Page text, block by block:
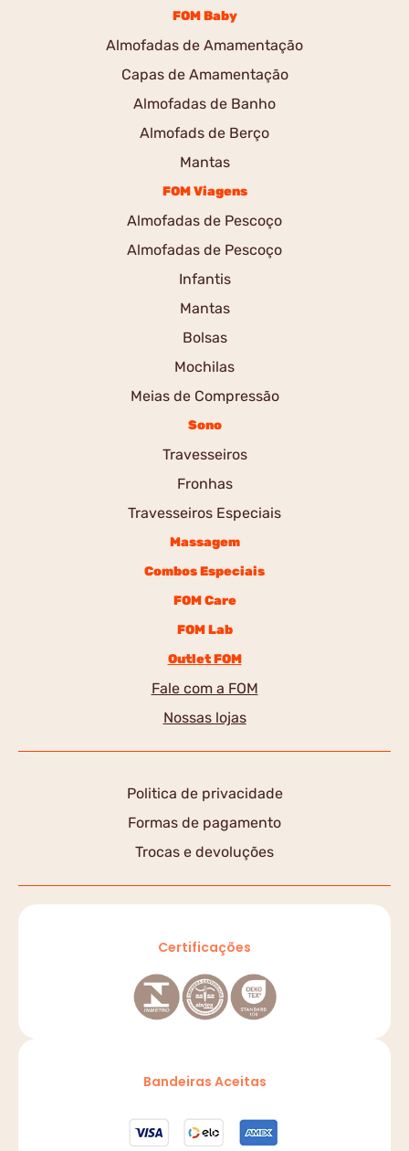
FOM Baby
Almofadas de Amamentação
Capas de Amamentação
Almofadas de Banho
Almofads de Berço
Mantas
FOM Viagens
Almofadas de Pescoço
Almofadas de Pescoço
Infantis
Mantas
Bolsas
Mochilas
Meias de Compressão
Sono
Travesseiros
Fronhas
Travesseiros Especiais
Massagem
Combos Especiais
FOM Care
FOM Lab
Outlet FOM
Fale com a FOM
Nossas lojas
Politica de privacidade
Formas de pagamento
Trocas e devoluções
Certificações
Bandeiras Aceitas